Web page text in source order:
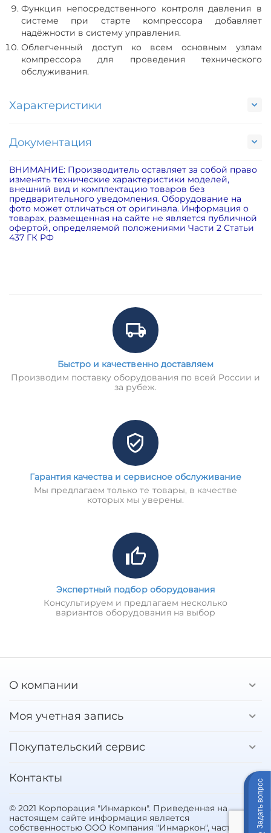
Функция непосредственного контроля давления в
системе при старте компрессора добавляет
надёжности в систему управления.
Облегченный доступ ко всем основным узлам
компрессора для проведения технического
обслуживания.
Характеристики
Документация
ВНИМАНИЕ: Производитель оставляет за собой право
изменять технические характеристики моделей,
внешний вид и комплектацию товаров без
предварительного уведомления. Оборудование на
фото может отличаться от оригинала. Информация о
товарах, размещенная на сайте не является публичной
офертой, определяемой положениями Части 2 Статьи
437 ГК РФ
Быстро и качественно доставляем
Производим поставку оборудования по всей России и
за рубеж.
Гарантия качества и сервисное обслуживание
Мы предлагаем только те товары, в качестве
которых мы уверены.
Экспертный подбор оборудования
Консультируем и предлагаем несколько
вариантов оборудования на выбор
О компании
Моя учетная запись
Покупательский сервис
Контакты
© 2021 Корпорация "Инмаркон". Приведенная на
настоящем сайте информация является
собственностью ООО Компания "Инмаркон", частичноеЗадать вопрос